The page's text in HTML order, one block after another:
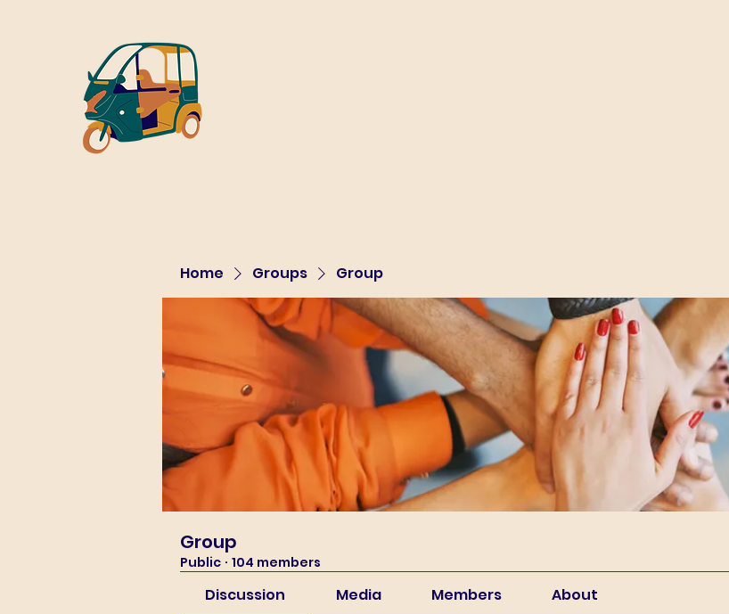
Home Groups Group
Group
Public · 104 members
Discussion Media Members About